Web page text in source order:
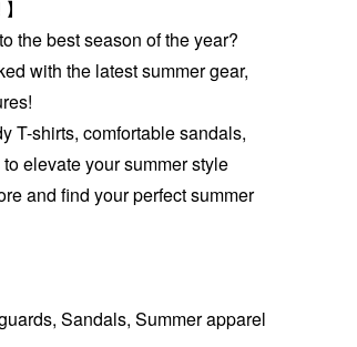
the best season of the year?
with the latest summer gear,
T-shirts, comfortable sandals,
elevate your summer style
and find your perfect summer
Sandals, Summer apparel